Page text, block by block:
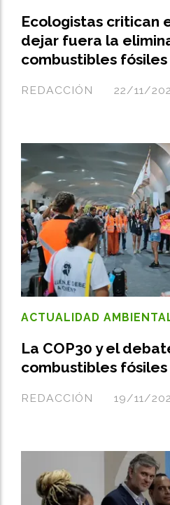
Ecologistas critican
dejar fuera la
combustibles fósiles
REDACCIÓN 22/11/
La COP30 y el
combustibles fósiles
REDACCIÓN
ACTUALIDAD
19/11/